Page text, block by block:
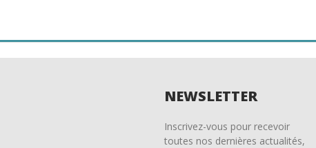
NEWSLETTER
Inscrivez-vous pour recevoir
toutes nos dernières actualités,